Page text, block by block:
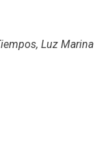
Luz Marina